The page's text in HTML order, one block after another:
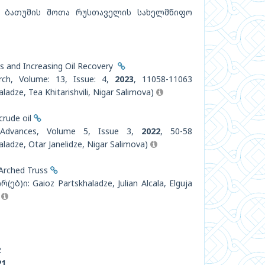
შოთა რუსთაველის სახელმწიფო
and Increasing Oil Recovery
Volume: 13, Issue: 4, 2023, 11058-11063
Tea Khitarishvili, Nigar Salimova)
oil
Volume 5, Issue 3, 2022, 50-58
Otar Janelidze, Nigar Salimova)
Truss
Gaioz Partskhaladze, Julian Alcala, Elguja